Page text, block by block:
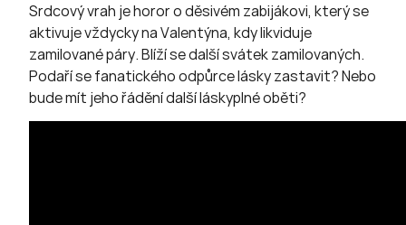
Srdcový vrah je horor o děsivém zabijákovi, který se
aktivuje vždycky na Valentýna, kdy likviduje
zamilované páry. Blíží se další svátek zamilovaných.
Podaří se fanatického odpůrce lásky zastavit? Nebo
bude mít jeho řádění další láskyplné oběti?